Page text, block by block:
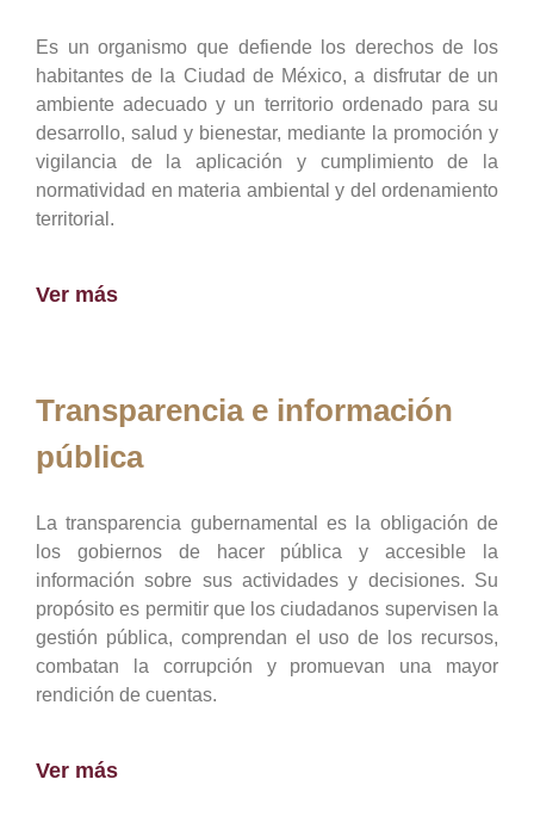
Es un organismo que defiende los derechos de los
habitantes de la Ciudad de México, a disfrutar de un
ambiente adecuado y un territorio ordenado para su
desarrollo, salud y bienestar, mediante la promoción y
vigilancia de la aplicación y cumplimiento de la
normatividad en materia ambiental y del ordenamiento
territorial.
Ver más
Transparencia e información
pública
La transparencia gubernamental es la obligación de
los gobiernos de hacer pública y accesible la
información sobre sus actividades y decisiones. Su
propósito es permitir que los ciudadanos supervisen la
gestión pública, comprendan el uso de los recursos,
combatan la corrupción y promuevan una mayor
rendición de cuentas.
Ver más